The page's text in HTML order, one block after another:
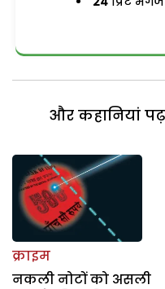
और कहानियां
क्राइम
नकली नोटों को असली